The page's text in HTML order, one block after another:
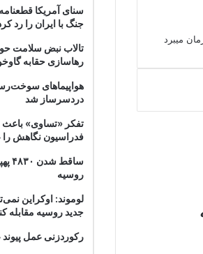
سنای آمریکا
جنگ با ایران را رد
تالاب نبض سلامت
رهاسازی حقابه
هواپیماهای
دردسرساز شد
تفکر «تساوی»
فدراسیون نگاهش
روسیه
لوموند: اوکراین
جدید روسیه مقابله
رکوردزنی عمل